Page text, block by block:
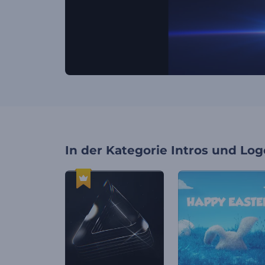
In der Kategorie Intros und